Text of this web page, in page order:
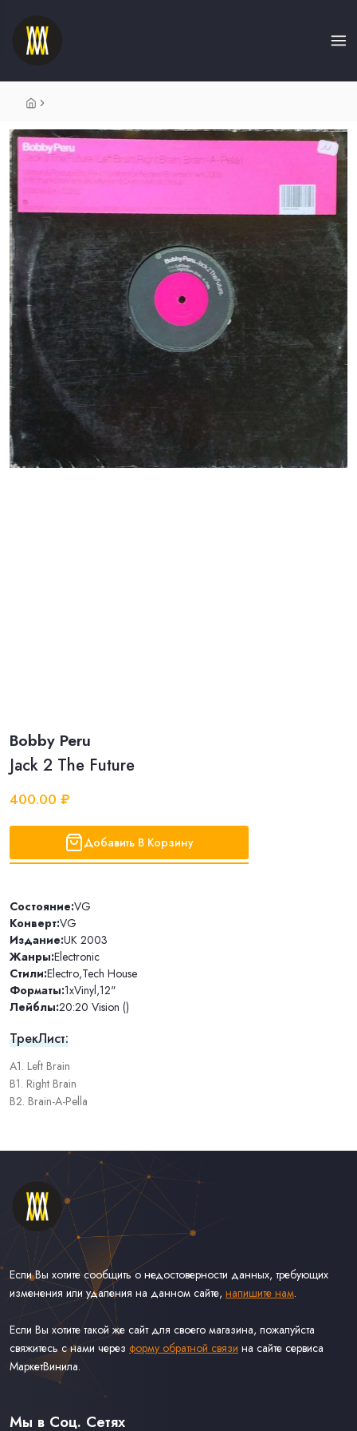
Bobby Peru
Jack 2 The Future
400.00 ₽
Добавить В Корзину
Состояние:VG
Конверт:VG
Издание:UK 2003
Жанры:Electronic
Стили:Electro,Tech House
Форматы:1xVinyl,12"
Лейблы:20:20 Vision ()
ТрекЛист:
A1. Left Brain
B1. Right Brain
B2. Brain-A-Pella
Если Вы хотите сообщить о недостоверности данных, требующих
изменения или удаления на данном сайте, напишите нам.
Если Вы хотите такой же сайт для своего магазина, пожалуйста
свяжитесь с нами через форму обратной связи на сайте сервиса
МаркетВинила.
Каталог Винила, CD и Кассет
Доставка и Оплата
Мы в Соц. Сетях